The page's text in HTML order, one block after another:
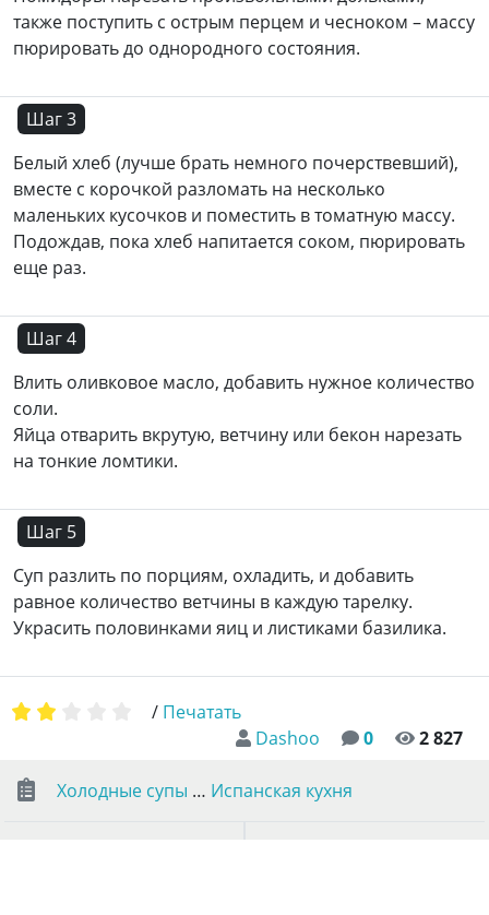
также поступить с острым перцем и чесноком – массу
пюрировать до однородного состояния.
Шаг 3
Белый хлеб (лучше брать немного почерствевший),
вместе с корочкой разломать на несколько
маленьких кусочков и поместить в томатную массу.
Подождав, пока хлеб напитается соком, пюрировать
еще раз.
Шаг 4
Влить оливковое масло, добавить нужное количество
соли.
Яйца отварить вкрутую, ветчину или бекон нарезать
на тонкие ломтики.
Шаг 5
Суп разлить по порциям, охладить, и добавить
равное количество ветчины в каждую тарелку.
Украсить половинками яиц и листиками базилика.
Dashoo 0 2 827
/ Печатать
Холодные супы … Испанская кухня